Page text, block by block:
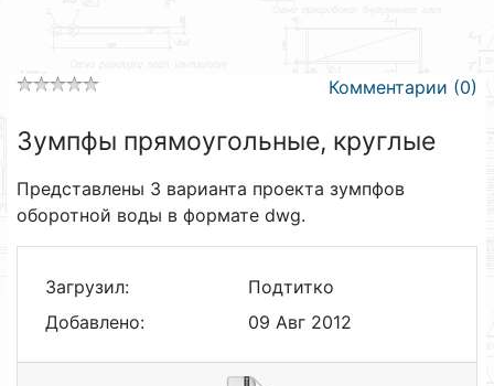
Комментарии (0)
Зумпфы прямоугольные, круглые
Представлены 3 варианта проекта зумпфов
оборотной воды в формате dwg.
Загрузил:
Подтитко
Добавлено:
09 Авг 2012